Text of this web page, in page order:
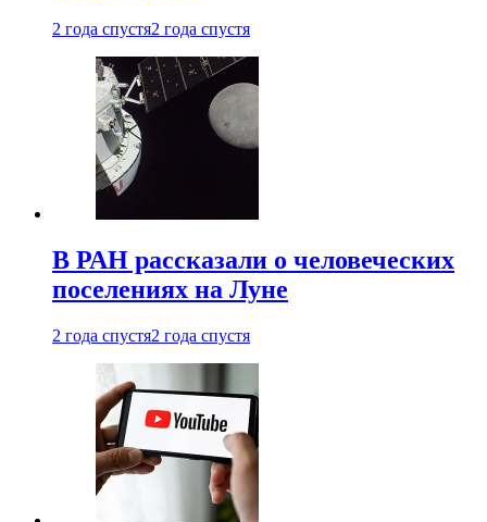
2 года спустя2 года спустя
В РАН рассказали о человеческих
поселениях на Луне
2 года спустя2 года спустя